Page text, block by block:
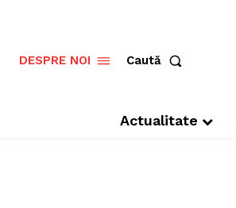
DESPRE NOI Caută
Actualitate